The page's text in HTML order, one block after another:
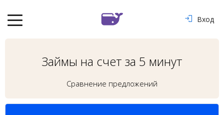
Вход
Займы на счет за 5 минут
Сравнение предложений